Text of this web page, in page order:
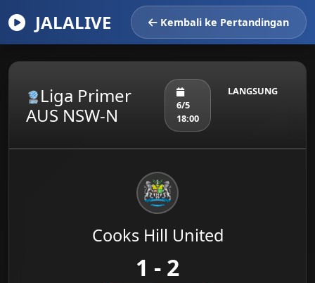
JALALIVE Kembali ke Pertandingan
Liga Primer
AUS NSW-N
6/5
18:00
LANGSUNG
Cooks Hill United
1 - 2